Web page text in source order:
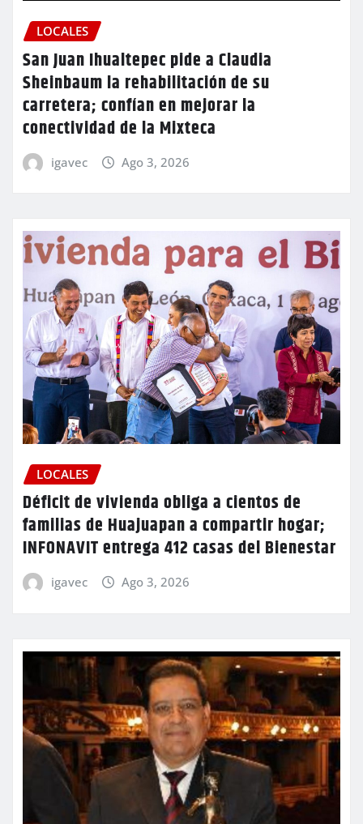
LOCALES
San Juan Ihualtepec pide a Claudia
Sheinbaum la rehabilitación de su
carretera; confían en mejorar la
conectividad de la Mixteca
igavec Ago 3, 2026
LOCALES
Déficit de vivienda obliga a cientos de
familias de Huajuapan a compartir hogar;
INFONAVIT entrega 412 casas del Bienestar
igavec Ago 3, 2026